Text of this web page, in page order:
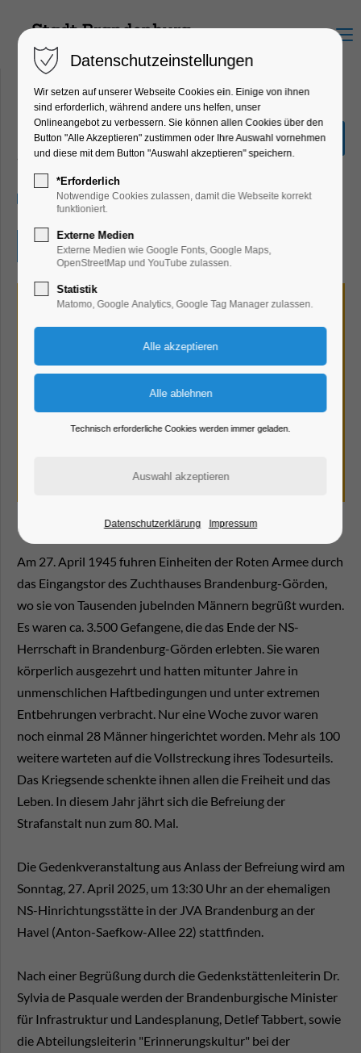
Menu
Gedenkveranstaltung
Jahrestag, Jubiläum
27.04.2025, 13:30–15:30
Eintritt frei
Am 27. April 1945 fuhren Einheiten der Roten Armee durch
das Eingangstor des Zuchthauses Brandenburg-Görden,
wo sie von Tausenden jubelnden Männern begrüßt wurden.
Es waren ca. 3.500 Gefangene, die das Ende der NS-
Herrschaft in Brandenburg-Görden erlebten. Sie waren
körperlich ausgezehrt und hatten mitunter Jahre in
unmenschlichen Haftbedingungen und unter extremen
Entbehrungen verbracht. Nur eine Woche zuvor waren
noch einmal 28 Männer hingerichtet worden. Mehr als 100
weitere warteten auf die Vollstreckung ihres Todesurteils.
Das Kriegsende schenkte ihnen allen die Freiheit und das
Leben. In diesem Jahr jährt sich die Befreiung der
Strafanstalt nun zum 80. Mal.
Die Gedenkveranstaltung aus Anlass der Befreiung wird am
Sonntag, 27. April 2025, um 13:30 Uhr an der ehemaligen
NS-Hinrichtungsstätte in der JVA Brandenburg an der
Havel (Anton-Saefkow-Allee 22) stattfinden.
Nach einer Begrüßung durch die Gedenkstättenleiterin Dr.
Sylvia de Pasquale werden der Brandenburgische Minister
für Infrastruktur und Landesplanung, Detlef Tabbert, sowie
die Abteilungsleiterin "Erinnerungskultur" bei der
Datenschutzeinstellungen
Wir setzen auf unserer Webseite Cookies ein. Einige von ihnen
sind erforderlich, während andere uns helfen, unser
Onlineangebot zu verbessern. Sie können allen Cookies über den
Button "Alle Akzeptieren" zustimmen oder Ihre Auswahl vornehmen
und diese mit dem Button "Auswahl akzeptieren" speichern.
*Erforderlich
Notwendige Cookies zulassen, damit die Webseite korrekt
funktioniert.
Externe Medien
Externe Medien wie Google Fonts, Google Maps,
OpenStreetMap und YouTube zulassen.
Statistik
Matomo, Google Analytics, Google Tag Manager zulassen.
Technisch erforderliche Cookies werden immer geladen.
Datenschutzerklärung Impressum